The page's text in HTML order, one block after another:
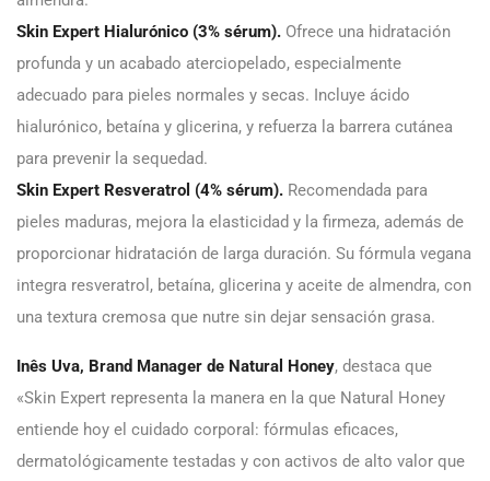
Skin Expert Hialurónico (3% sérum). Ofrece una hidratación
profunda y un acabado aterciopelado, especialmente
adecuado para pieles normales y secas. Incluye ácido
hialurónico, betaína y glicerina, y refuerza la barrera cutánea
para prevenir la sequedad.
Skin Expert Resveratrol (4% sérum). Recomendada para
pieles maduras, mejora la elasticidad y la firmeza, además de
proporcionar hidratación de larga duración. Su fórmula vegana
integra resveratrol, betaína, glicerina y aceite de almendra, con
una textura cremosa que nutre sin dejar sensación grasa.
Inês Uva, Brand Manager de Natural Honey, destaca que
«Skin Expert representa la manera en la que Natural Honey
entiende hoy el cuidado corporal: fórmulas eficaces,
dermatológicamente testadas y con activos de alto valor que